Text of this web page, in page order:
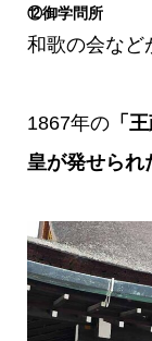
⑫御学問所
和歌の会など
1867年の 「
皇が発せられ